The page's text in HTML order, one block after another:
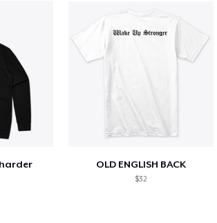
OLD ENGLISH BACK
$32